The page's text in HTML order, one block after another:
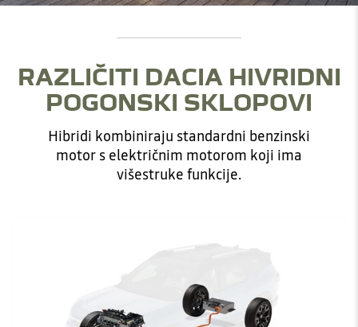
RAZLIČITI DACIA HIVRIDNI
POGONSKI SKLOPOVI
Hibridi kombiniraju standardni benzinski
motor s električnim motorom koji ima
višestruke funkcije.